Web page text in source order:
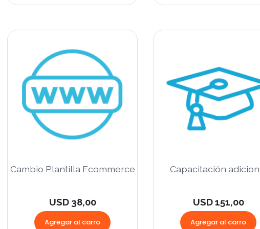
Cambio Plantilla Ecommerce
USD 38,00
Agregar al carro
Capacitación
USD 151,00
Agregar al carro